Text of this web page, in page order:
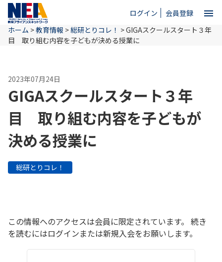
ログイン 会員登録 menu
ホーム
教育情報
お問い合わせ
ホーム >教育情報 >総研とりコレ！ >GIGAスクールスタート３年
目 取り組む内容を子どもが決める授業に
2023年07月24日
GIGAスクールスタート３年
目 取り組む内容を子どもが
決める授業に
総研とりコレ！
この情報へのアクセスは会員に限定されています。 続き
を読むにはログインまたは新規入会をお願いします。